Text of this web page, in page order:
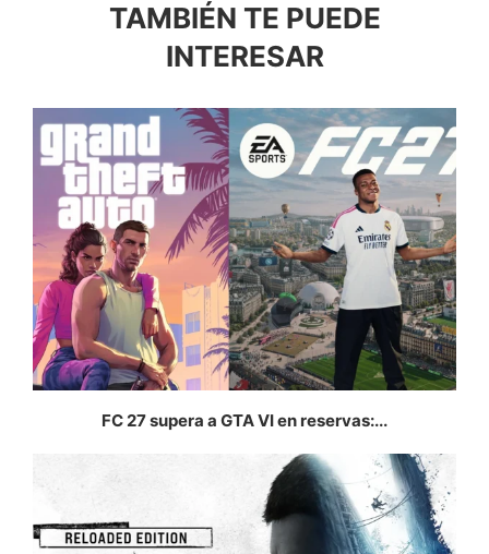
TAMBIÉN TE PUEDE
INTERESAR
FC 27 supera a GTA VI en reservas:...